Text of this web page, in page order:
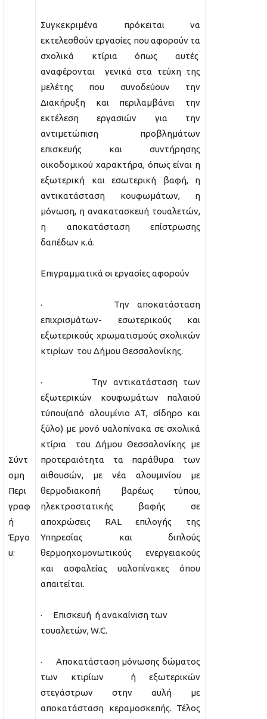
Σύντ
ομη
Περι
γραφ
ή
Έργο
υ:
Συγκεκριμένα πρόκειται να
εκτελεσθούν εργασίες που αφορούν τα
σχολικά κτίρια όπως αυτές
αναφέρονται γενικά στα τεύχη της
μελέτης που συνοδεύουν την
Διακήρυξη και περιλαμβάνει την
εκτέλεση εργασιών για την
αντιμετώπιση προβλημάτων
επισκευής και συντήρησης
οικοδομικού χαρακτήρα, όπως είναι η
εξωτερική και εσωτερική βαφή, η
αντικατάσταση κουφωμάτων, η
μόνωση, η ανακατασκευή τουαλετών,
η αποκατάσταση επίστρωσης
δαπέδων κ.ά.
Επιγραμματικά οι εργασίες αφορούν
· Την αποκατάσταση
επιχρισμάτων- εσωτερικούς και
εξωτερικούς χρωματισμούς σχολικών
κτιρίων του Δήμου Θεσσαλονίκης.
· Την αντικατάσταση των
εξωτερικών κουφωμάτων παλαιού
τύπου(από αλουμίνιο ΑΤ, σίδηρο και
ξύλο) με μονό υαλοπίνακα σε σχολικά
κτίρια του Δήμου Θεσσαλονίκης με
προτεραιότητα τα παράθυρα των
αιθουσών, με νέα αλουμινίου με
θερμοδιακοπή βαρέως τύπου,
ηλεκτροστατικής βαφής σε
αποχρώσεις RAL επιλογής της
Υπηρεσίας και διπλούς
θερμοηχομονωτικούς ενεργειακούς
και ασφαλείας υαλοπίνακες όπου
απαιτείται.
· Επισκευή ή ανακαίνιση των
τουαλετών, W.C.
· Αποκατάσταση μόνωσης δώματος
των κτιρίων ή εξωτερικών
στεγάστρων στην αυλή με
αποκατάσταση κεραμοσκεπής. Τέλος